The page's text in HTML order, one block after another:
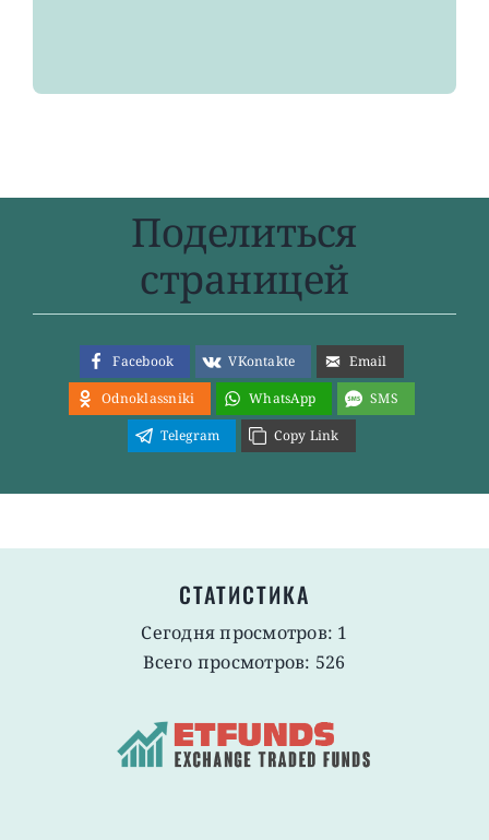
Поделиться
страницей
Facebook VKontakte
Email
Odnoklassniki
WhatsApp
SMS
Telegram
Copy Link
СТАТИСТИКА
Сегодня просмотров: 1
Всего просмотров: 526